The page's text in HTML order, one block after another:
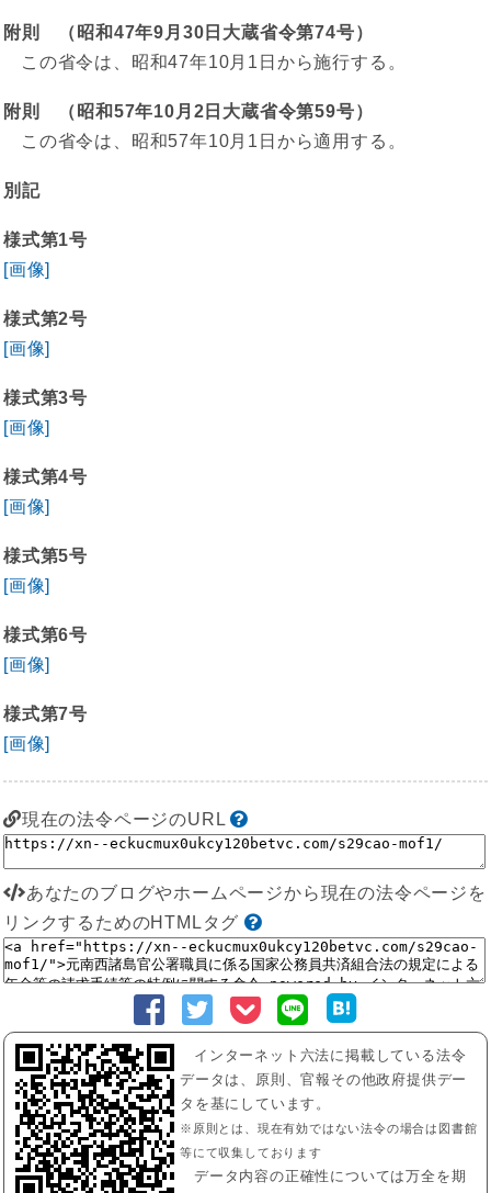
附則 （昭和47年9月30日大蔵省令第74号）
この省令は、昭和47年10月1日から施行する。
附則 （昭和57年10月2日大蔵省令第59号）
この省令は、昭和57年10月1日から適用する。
別記
様式第1号
[画像]
様式第2号
[画像]
様式第3号
[画像]
様式第4号
[画像]
様式第5号
[画像]
様式第6号
[画像]
様式第7号
[画像]
現在の法令ページのURL
あなたのブログやホームページから現在の法令ページを
リンクするためのHTMLタグ
インターネット六法に掲載している法令
データは、原則、官報その他政府提供デー
タを基にしています。
※原則とは、現在有効ではない法令の場合は図書館
等にて収集しております
データ内容の正確性については万全を期